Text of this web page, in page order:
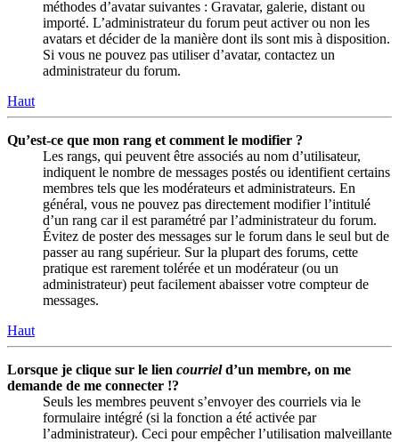
méthodes d’avatar suivantes : Gravatar, galerie, distant ou
importé. L’administrateur du forum peut activer ou non les
avatars et décider de la manière dont ils sont mis à disposition.
Si vous ne pouvez pas utiliser d’avatar, contactez un
administrateur du forum.
Haut
Qu’est-ce que mon rang et comment le modifier ?
Les rangs, qui peuvent être associés au nom d’utilisateur,
indiquent le nombre de messages postés ou identifient certains
membres tels que les modérateurs et administrateurs. En
général, vous ne pouvez pas directement modifier l’intitulé
d’un rang car il est paramétré par l’administrateur du forum.
Évitez de poster des messages sur le forum dans le seul but de
passer au rang supérieur. Sur la plupart des forums, cette
pratique est rarement tolérée et un modérateur (ou un
administrateur) peut facilement abaisser votre compteur de
messages.
Haut
Lorsque je clique sur le lien courrield’un membre, on me
demande de me connecter !?
Seuls les membres peuvent s’envoyer des courriels via le
formulaire intégré (si la fonction a été activée par
l’administrateur). Ceci pour empêcher l’utilisation malveillante